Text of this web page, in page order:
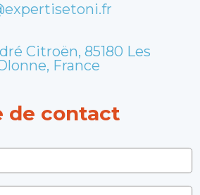
Citroën, 85180 Les
France
de contact